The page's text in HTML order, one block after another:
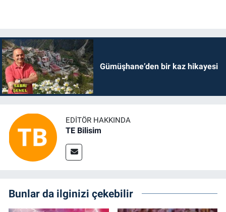
Gümüşhane’den bir kaz hikayesi
EDITÖR HAKKINDA
TE Bilisim
Bunlar da ilginizi çekebilir